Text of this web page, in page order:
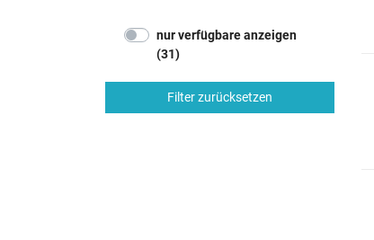
nur verfügbare anzeigen
(31)
Filter zurücksetzen